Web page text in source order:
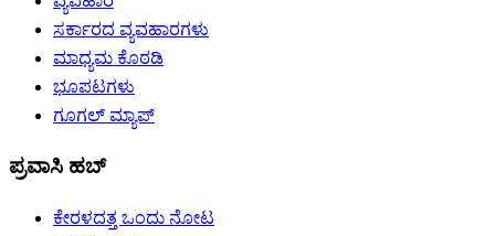
ಸರ್ಕಾರದ ವ್ಯವಹಾರಗಳು
ಮಾಧ್ಯಮ ಕೊಠಡಿ
ಭೂಪಟಗಳು
ಗೂಗಲ್ ಮ್ಯಾಪ್
ಪ್ರವಾಸಿ ಹಬ್
ಕೇರಳದತ್ತ ಒಂದು ನೋಟ